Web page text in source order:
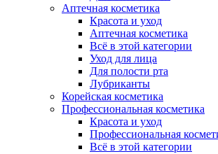
Аптечная косметика
Красота и уход
Аптечная косметика
Всё в этой категории
Уход для лица
Для полости рта
Лубриканты
Корейская косметика
Профессиональная косметика
Красота и уход
Профессиональная
Всё в этой категории